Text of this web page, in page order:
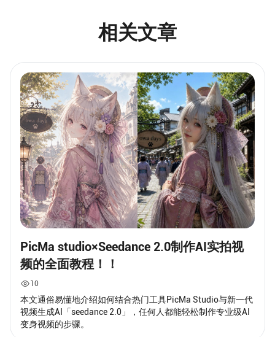
相关文章
PicMa studio×Seedance 2.0制作AI实拍视
频的全面教程！！
10
本文通俗易懂地介绍如何结合热门工具PicMa Studio与新一代
视频生成AI「seedance 2.0」，任何人都能轻松制作专业级AI
变身视频的步骤。